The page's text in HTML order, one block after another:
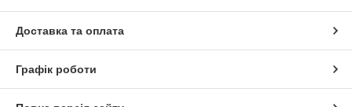
Доставка та оплата
Графік роботи